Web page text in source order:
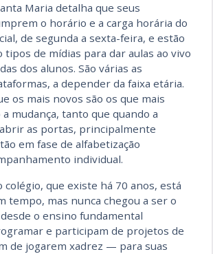
Maria detalha que seus
o horário e a carga horária do
de segunda a sexta-feira, e estão
tipos de mídias para dar aulas ao vivo
dos alunos. São várias as
a depender da faixa etária.
os mais novos são os que mais
mudança, tanto que quando a
as portas, principalmente
em fase de alfabetização
individual.
colégio, que existe há 70 anos, está
tempo, mas nunca chegou a ser o
o ensino fundamental
e participam de projetos de
de jogarem xadrez — para suas